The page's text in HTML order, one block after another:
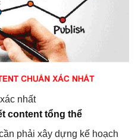
nhất
content tổng thể
phải xây dựng kế hoạch